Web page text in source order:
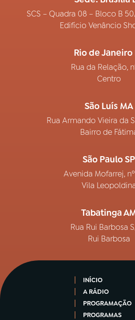
SCS – Quadra 08 – Bloco B
Edifício Venâncio
Rio de Janeiro
Rua da Relação,
Centro
São Luís MA
Rua Armando Vieira da
Bairro de
São Paulo SP
Avenida Mofarrej,
Vila
Tabatinga
Rua Rui Barbosa
Rui Barbosa
INÍCIO
A RÁDIO
PROGRAMAÇÃO
PROGRAMAS